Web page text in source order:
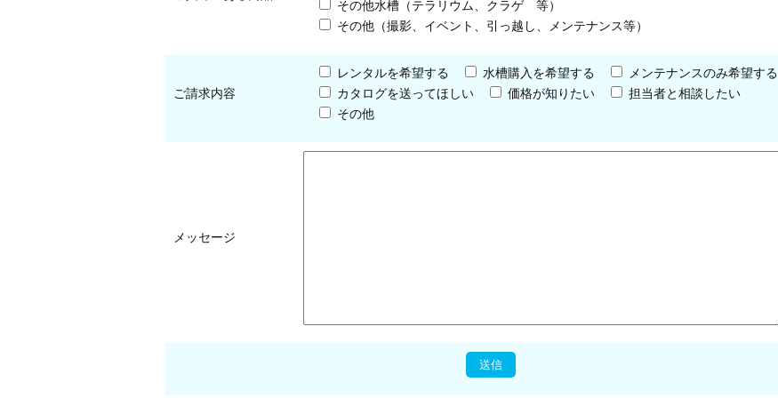
その他水槽（テラリウム、クラゲ 等）
その他（撮影、イベント、引っ越し、メンテナンス等）
ご請求内容
レンタルを希望する 水槽購入を希望する
メンテナンスのみ希望する
カタログを送ってほしい
価格が知りたい
担当者と相談したい
その他
メッセージ